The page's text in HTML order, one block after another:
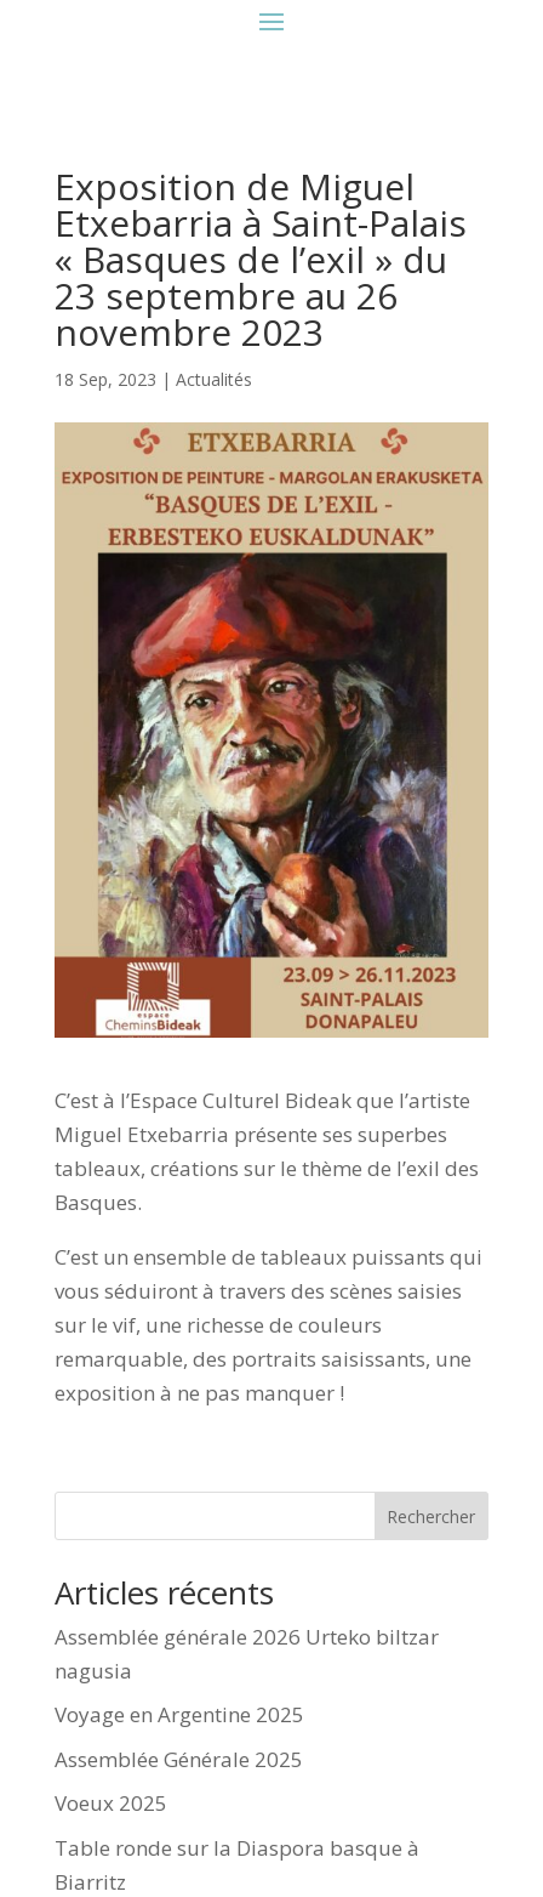
Exposition de Miguel
Etxebarria à Saint-Palais
« Basques de l’exil » du
23 septembre au 26
novembre 2023
18 Sep, 2023 | Actualités
C’est à l’Espace Culturel Bideak que l’artiste
Miguel Etxebarria présente ses superbes
tableaux, créations sur le thème de l’exil des
Basques.
C’est un ensemble de tableaux puissants qui
vous séduiront à travers des scènes saisies
sur le vif, une richesse de couleurs
remarquable, des portraits saisissants, une
exposition à ne pas manquer !
Rechercher
Articles récents
Assemblée générale 2026 Urteko biltzar
nagusia
Voyage en Argentine 2025
Assemblée Générale 2025
Voeux 2025
Table ronde sur la Diaspora basque à
Biarritz